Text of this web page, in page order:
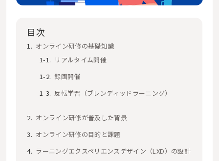
目次
オンライン研修の基礎知識
リアルタイム開催
録画開催
反転学習（ブレンディッドラーニング）
オンライン研修が普及した背景
オンライン研修の目的と課題
ラーニングエクスペリエンスデザイン（LXD）の設計